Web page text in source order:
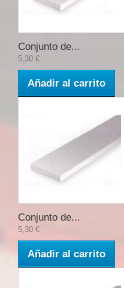
Conjunto de...
5,30 €
Añadir al carrito
Conjunto de...
5,30 €
Añadir al carrito